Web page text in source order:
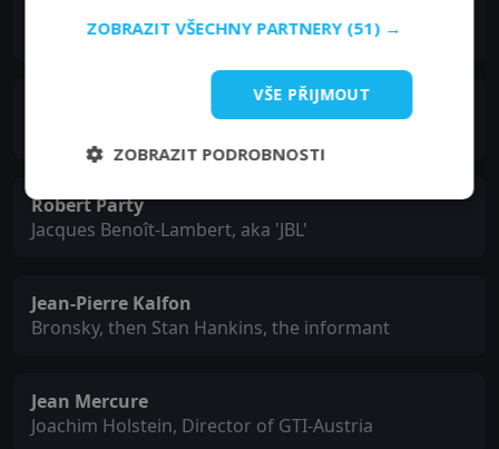
Madame Bronsky
Robert Party
Jacques Benoît-Lambert, aka 'JBL'
Jean-Pierre Kalfon
Bronsky, then Stan Hankins, the informant
Jean Mercure
Joachim Holstein, Director of GTI-Austria
ZOBRAZIT VŠECHNY PARTNERY (51) →
VŠE PŘIJMOUT
ZOBRAZIT PODROBNOSTI